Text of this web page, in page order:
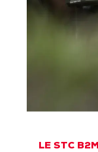
LE STC B2M